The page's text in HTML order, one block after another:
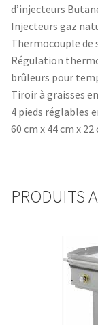
d’injecteurs
Injecteurs gaz
Thermocouple de
Régulation
brûleurs pour
Tiroir à graisses
4 pieds réglables
60 cm x 44 cm x 22
PRODUITS